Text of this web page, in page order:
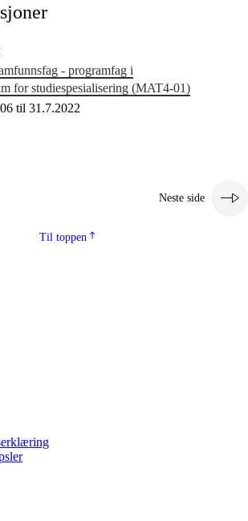
- programfag i
for studiespesialisering (MAT4‑01)
til 31.7.2022
Neste side
Til toppen